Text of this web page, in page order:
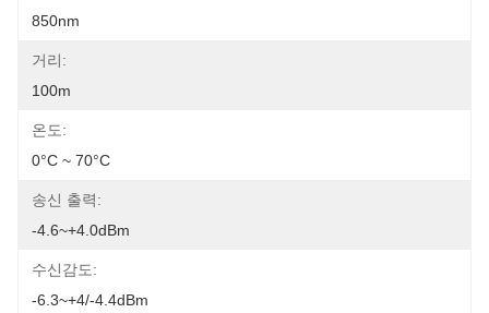
850nm
거리:
100m
온도:
0°C ~ 70°C
송신 출력:
-4.6~+4.0dBm
수신감도:
-6.3~+4/-4.4dBm